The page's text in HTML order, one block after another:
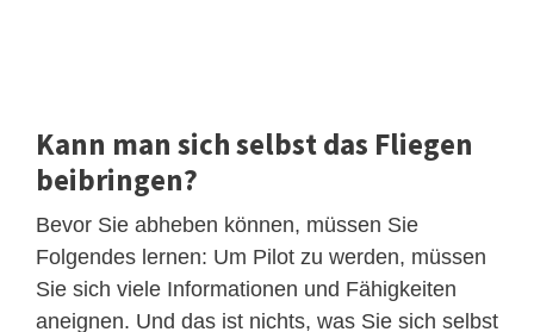
Kann man sich selbst das Fliegen
beibringen?
Bevor Sie abheben können, müssen Sie
Folgendes lernen: Um Pilot zu werden, müssen
Sie sich viele Informationen und Fähigkeiten
aneignen. Und das ist nichts, was Sie sich selbst